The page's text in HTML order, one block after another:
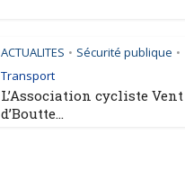
ACTUALITES • Sécurité publique •
Transport
L’Association cycliste Vent
d’Boutte...